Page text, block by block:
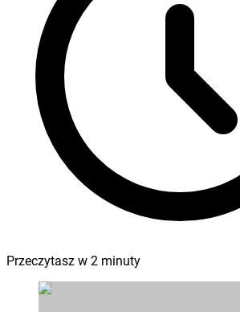
Przeczytasz w 2 minuty